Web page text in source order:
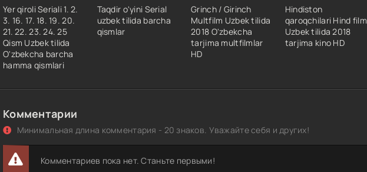
Yer qiroli Seriali 1. 2.
3. 16. 17. 18. 19. 20.
21. 22. 23. 24. 25
Qism Uzbek tilida
O'zbekcha barcha
hamma qismlari
Taqdir o'yini Serial
uzbek tilida barcha
qismlar
Grinch / Girinch
Multfilm Uzbek tilida
2018 O'zbekcha
tarjima multfilmlar
HD
Hindiston
qaroqchilari Hind film
Uzbek tilida 2018
tarjima kino HD
Комментарии
Минимальная длина комментария - 20 знаков. Уважайте себя и других!
Комментариев пока нет. Станьте первыми!